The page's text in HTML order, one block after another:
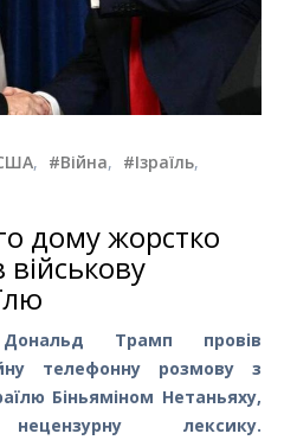
, #Війна, #Ізраїль,
дому жорстко
Трамп провів
телефонну розмову з
Біньяміном Нетаньяху,
лексику.